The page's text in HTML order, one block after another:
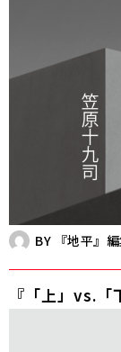
BY 『地平』
『「上」vs.「